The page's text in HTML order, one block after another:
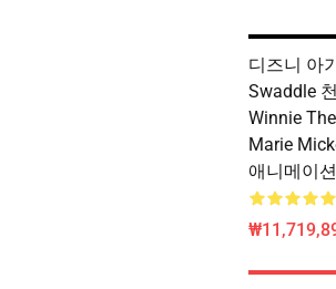
디즈니 아
Swaddle
Winnie
Marie
애니메이